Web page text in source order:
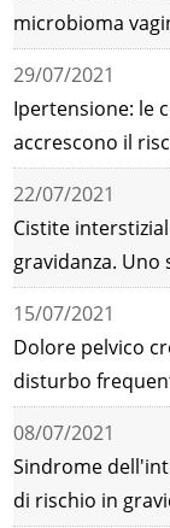
microbioma
29/07/2021
Ipertensione: le
accrescono il
22/07/2021
Cistite
gravidanza. Uno
15/07/2021
Dolore pelvico
disturbo
08/07/2021
Sindrome
di rischio in